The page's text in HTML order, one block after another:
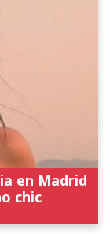
en Madrid
chic